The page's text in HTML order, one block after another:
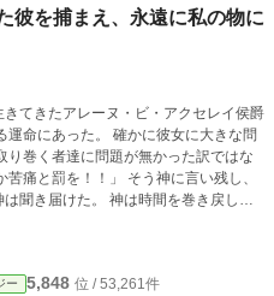
彼を捕まえ、永遠に私の物に
てきたアレーヌ・ビ・アクセレイ侯爵
かに彼女に大きな問
り巻く者達に問題が無かった訳ではな
は時間を巻き戻し、
の魂の代わりに、異世界人の魂を宿ら
女を裏切り、追い詰めた者達への報
ー 5,848 位 / 53,261件